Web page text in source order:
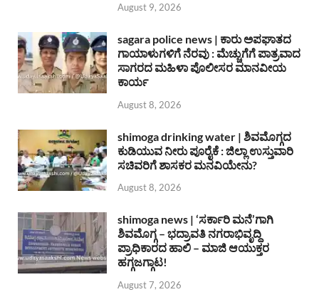
August 9, 2026
sagara police news | ಕಾರು ಅಪಘಾತದ
ಗಾಯಾಳುಗಳಿಗೆ ನೆರವು : ಮೆಚ್ಚುಗೆಗೆ ಪಾತ್ರವಾದ
ಸಾಗರದ ಮಹಿಳಾ ಪೊಲೀಸರ ಮಾನವೀಯ
ಕಾರ್ಯ
August 8, 2026
shimoga drinking water | ಶಿವಮೊಗ್ಗದ
ಕುಡಿಯುವ ನೀರು ಪೂರೈಕೆ : ಜಿಲ್ಲಾ ಉಸ್ತುವಾರಿ
ಸಚಿವರಿಗೆ ಶಾಸಕರ ಮನವಿಯೇನು?
August 8, 2026
shimoga news | ‘ಸರ್ಕಾರಿ ಮನೆ’ಗಾಗಿ
ಶಿವಮೊಗ್ಗ – ಭದ್ರಾವತಿ ನಗರಾಭಿವೃದ್ದಿ
ಪ್ರಾಧಿಕಾರದ ಹಾಲಿ – ಮಾಜಿ ಆಯುಕ್ತರ
ಹಗ್ಗಜಗ್ಗಾಟ!
August 7, 2026